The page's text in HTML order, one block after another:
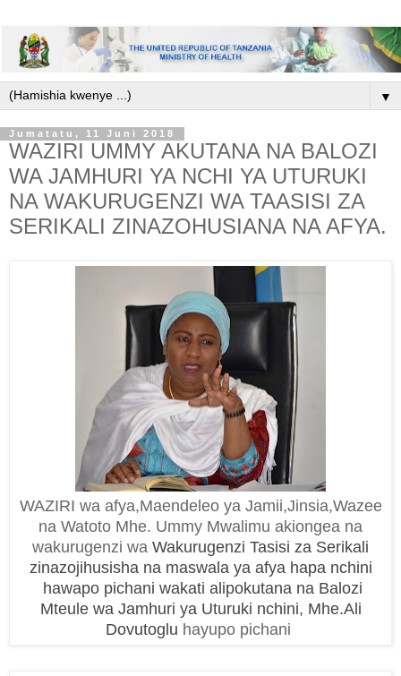
▼
Jumatatu, 11 Juni 2018
WAZIRI UMMY AKUTANA NA BALOZI
WA JAMHURI YA NCHI YA UTURUKI
NA WAKURUGENZI WA TAASISI ZA
SERIKALI ZINAZOHUSIANA NA AFYA.
WAZIRI wa afya,Maendeleo ya Jamii,Jinsia,Wazee
na Watoto Mhe. Ummy Mwalimu akiongea na
wakurugenzi wa Wakurugenzi Tasisi za Serikali
zinazojihusisha na maswala ya afya hapa nchini
hawapo pichani wakati alipokutana na Balozi
Mteule wa Jamhuri ya Uturuki nchini, Mhe.Ali
Dovutoglu hayupo pichani